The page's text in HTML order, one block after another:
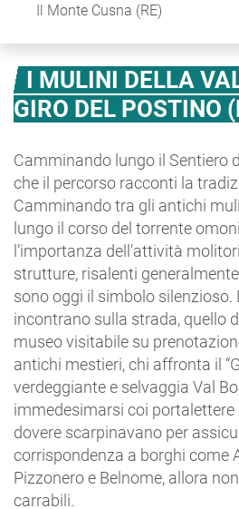
Il Monte Cusna (RE)
I MULINI DELLA
GIRO DEL POSTINO
Camminando lungo il Sentiero
che il percorso racconti la
Camminando tra gli antichi
lungo il corso del torrente
l’importanza dell’attività
strutture, risalenti
sono oggi il simbolo silenzioso.
incontrano sulla strada, quello
museo visitabile su
antichi mestieri, chi affronta il
verdeggiante e selvaggia Val
immedesimarsi coi portalettere
dovere scarpinavano per
corrispondenza a borghi come
Pizzonero e Belnome, allora
carrabili.